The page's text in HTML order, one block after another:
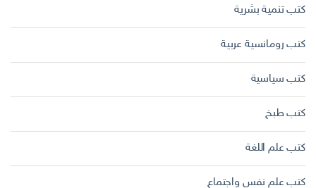
كتب تنمية بشرية
كتب رومانسية عربية
كتب سياسية
كتب طبخ
كتب علم اللغة
كتب علم نفس واجتماع